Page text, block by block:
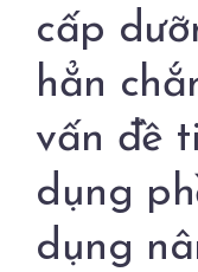
cấp
hẳn
vấn đề
dụng
dụng